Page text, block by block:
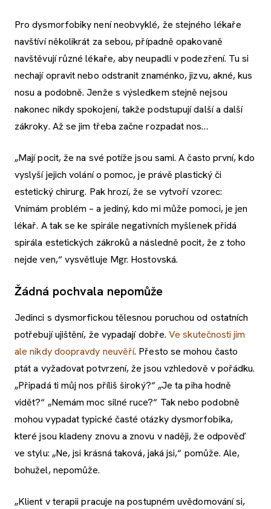
Pro dysmorfobiky není neobvyklé, že stejného lékaře
navštíví několikrát za sebou, případně opakovaně
navštěvují různé lékaře, aby neupadli v podezření. Tu si
nechají opravit nebo odstranit znaménko, jizvu, akné, kus
nosu a podobně. Jenže s výsledkem stejně nejsou
nakonec nikdy spokojení, takže podstupují další a další
zákroky. Až se jim třeba začne rozpadat nos…
„Mají pocit, že na své potíže jsou sami. A často první, kdo
vyslyší jejich volání o pomoc, je právě plastický či
estetický chirurg. Pak hrozí, že se vytvoří vzorec:
Vnímám problém – a jediný, kdo mi může pomoci, je jen
lékař. A tak se ke spirále negativních myšlenek přidá
spirála estetických zákroků a následně pocit, že z toho
nejde ven,“ vysvětluje Mgr. Hostovská.
Žádná pochvala nepomůže
Jedinci s dysmorfickou tělesnou poruchou od ostatních
potřebují ujištění, že vypadají dobře.Ve skutečnosti jim
ale nikdy doopravdy neuvěří. Přesto se mohou často
ptát a vyžadovat potvrzení, že jsou vzhledově v pořádku.
„Připadá ti můj nos příliš široký?“ „Je ta piha hodně
vidět?“ „Nemám moc silné ruce?“ Tak nebo podobně
mohou vypadat typické časté otázky dysmorfobika,
které jsou kladeny znovu a znovu v naději, že odpověď
ve stylu: „Ne, jsi krásná taková, jaká jsi,“ pomůže. Ale,
bohužel, nepomůže.
„Klient v terapii pracuje na postupném uvědomování si,